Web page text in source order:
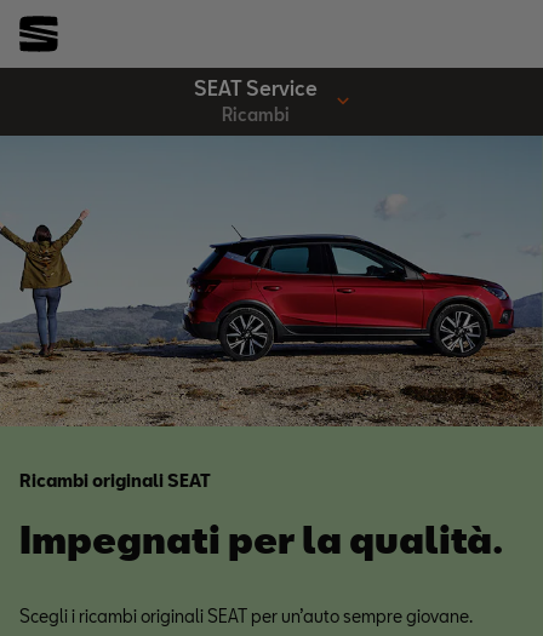
SEAT Service
Ricambi
Ricambi originali SEAT
Impegnati per la qualità.
Scegli i ricambi originali SEAT per un’auto sempre giovane.